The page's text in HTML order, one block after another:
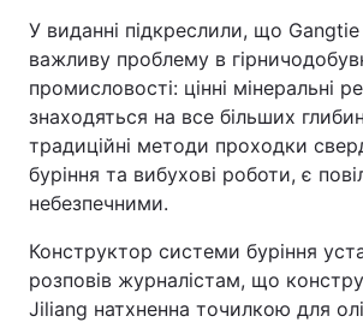
У виданні підкреслили, що
важливу проблему в
промисловості: цінні мінеральні
знаходяться на все більших
традиційні методи проходки
буріння та вибухові роботи, є
небезпечними.
Конструктор системи буріння
розповів журналістам, що
Jiliang натхненна точилкою для